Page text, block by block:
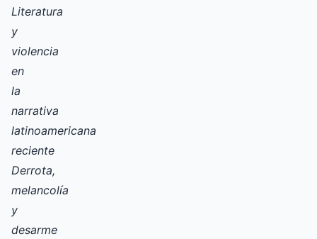
Literatura
y
violencia
en
la
narrativa
latinoamericana
reciente
Derrota,
melancolía
y
desarme